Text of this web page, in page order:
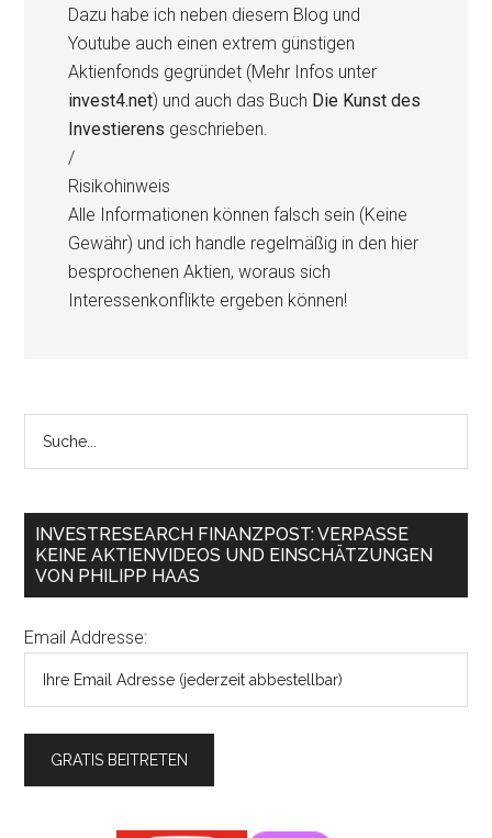
Dazu habe ich neben diesem Blog und
Youtube auch einen extrem günstigen
Aktienfonds gegründet (Mehr Infos unter
invest4.net) und auch das Buch Die Kunst des
Investierens geschrieben.
/
Risikohinweis
Alle Informationen können falsch sein (Keine
Gewähr) und ich handle regelmäßig in den hier
besprochenen Aktien, woraus sich
Interessenkonflikte ergeben können!
INVESTRESEARCH FINANZPOST: VERPASSE
KEINE AKTIENVIDEOS UND EINSCHÄTZUNGEN
VON PHILIPP HAAS
Email Addresse: